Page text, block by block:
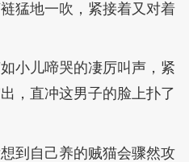
猛地一吹，紧接着又对着
小儿啼哭的凄厉叫声，紧
，直冲这男子的脸上扑了
到自己养的贼猫会骤然攻